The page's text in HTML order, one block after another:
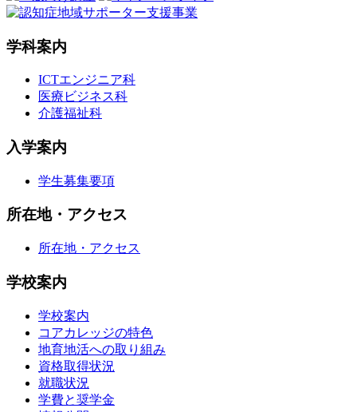
学科案内
ICTエンジニア科
医療ビジネス科
介護福祉科
入学案内
学生募集要項
所在地・アクセス
所在地・アクセス
学校案内
学校案内
コアカレッジの特色
地育地活への取り組み
資格取得状況
就職状況
学費と奨学金